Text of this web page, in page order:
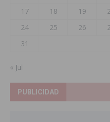
17
18 19
24
25 26
31
« Jul
PUBLICIDAD